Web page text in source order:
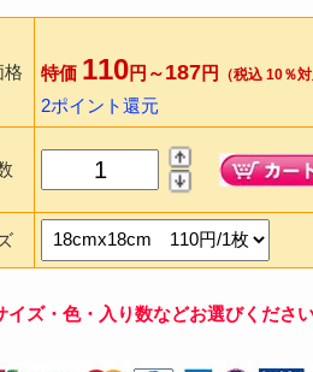
格 特価 110円～187円 （税込 10％
2ポイント還元
イズ・色・入り数などお選びください